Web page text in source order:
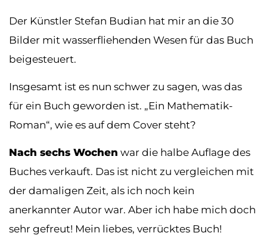
Der Künstler Stefan Budian hat mir an die 30
Bilder mit wasserfliehenden Wesen für das Buch
beigesteuert.
Insgesamt ist es nun schwer zu sagen, was das
für ein Buch geworden ist. „Ein Mathematik-
Roman“, wie es auf dem Cover steht?
Nach sechs Wochen war die halbe Auflage des
Buches verkauft. Das ist nicht zu vergleichen mit
der damaligen Zeit, als ich noch kein
anerkannter Autor war. Aber ich habe mich doch
sehr gefreut! Mein liebes, verrücktes Buch!